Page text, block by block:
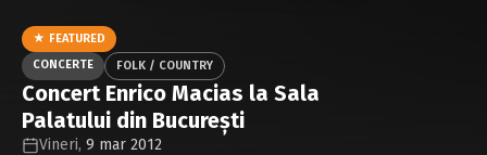
Caută în site...
★ FEATURED
CONCERTE
FOLK / COUNTRY
Concert Enrico Macias la Sala
Palatului din Bucureşti
Vineri, 9 mar 2012